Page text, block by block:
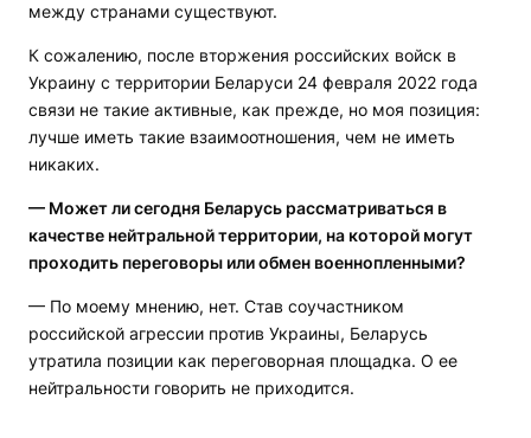
между странами существуют.
К сожалению, после вторжения российских войск в
Украину с территории Беларуси 24 февраля 2022 года
связи не такие активные, как прежде, но моя позиция:
лучше иметь такие взаимоотношения, чем не иметь
никаких.
— Может ли сегодня Беларусь рассматриваться в
качестве нейтральной территории, на которой могут
проходить переговоры или обмен военнопленными?
— По моему мнению, нет. Став соучастником
российской агрессии против Украины, Беларусь
утратила позиции как переговорная площадка. О ее
нейтральности говорить не приходится.